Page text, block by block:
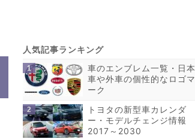
車のエンブレム一覧・日本
車や外車の個性的なロゴマ
ーク
トヨタの新型車カレンダ
ー・モデルチェンジ情報
2017～2030